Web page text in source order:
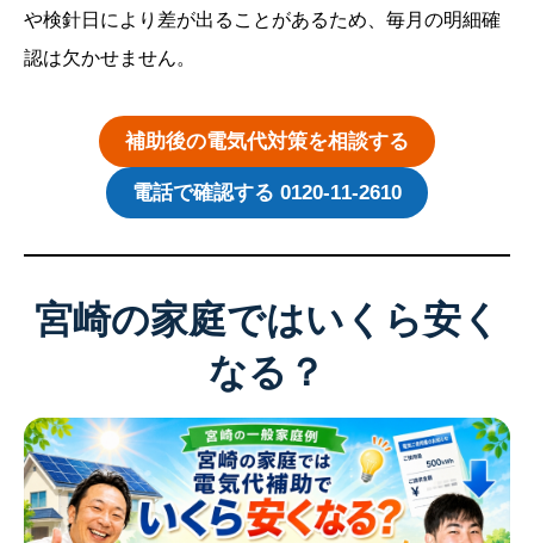
や検針日により差が出ることがあるため、毎月の明細確
認は欠かせません。
補助後の電気代対策を相談する
電話で確認する 0120-11-2610
宮崎の家庭ではいくら安く
なる？